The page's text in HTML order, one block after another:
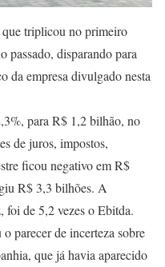
triplicou no primeiro
passado, disparando para
da empresa divulgado nesta
para R$ 1,2 bilhão, no
de juros, impostos,
ficou negativo em R$
R$ 3,3 bilhões. A
foi de 5,2 vezes o Ebitda.
parecer de incerteza sobre
que já havia aparecido